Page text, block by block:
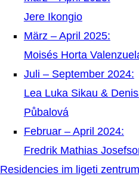
Jere Ikongio
März – April 2025:
Moisés Horta
Juli – September 2024:
Lea Luka Sikau &
Půbalová
Februar – April 2024:
Fredrik Mathias
Residencies im ligeti zentrum